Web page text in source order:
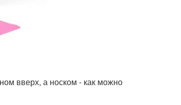
вверх, а носком - как можно